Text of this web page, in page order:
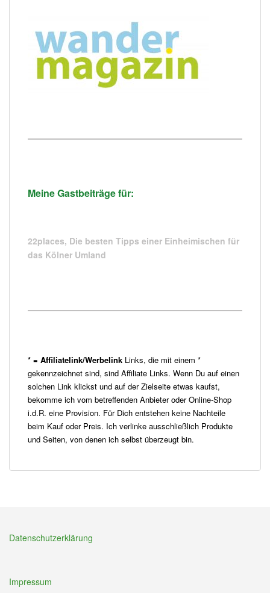
Meine Gastbeiträge für:
22places, Die besten Tipps einer Einheimischen für
das Kölner Umland
* = Affiliatelink/Werbelink Links, die mit einem *
gekennzeichnet sind, sind Affiliate Links. Wenn Du auf einen
solchen Link klickst und auf der Zielseite etwas kaufst,
bekomme ich vom betreffenden Anbieter oder Online-Shop
i.d.R. eine Provision. Für Dich entstehen keine Nachteile
beim Kauf oder Preis. Ich verlinke ausschließlich Produkte
und Seiten, von denen ich selbst überzeugt bin.
Datenschutzerklärung
Impressum